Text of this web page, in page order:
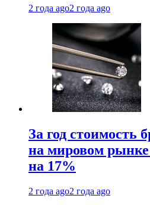
2 года ago2 года ago
За год стоимость
на мировом рынке
на 17%
2 года ago2 года ago